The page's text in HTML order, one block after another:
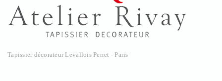
Tapissier décorateur Levallois Perret - Paris